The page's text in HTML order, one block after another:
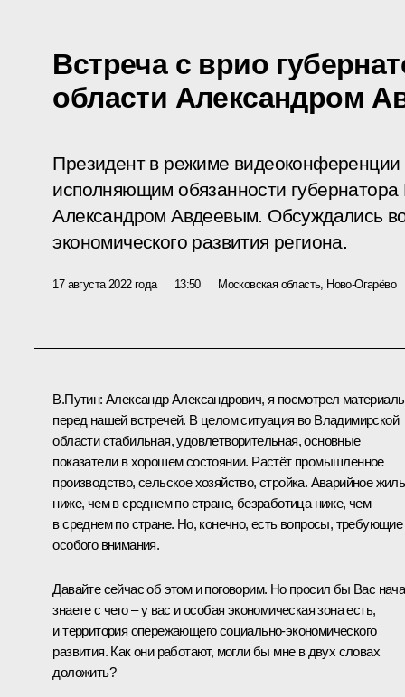
Встреча с врио
области Александром
Президент в режиме видеоконференции
исполняющим обязанности
Александром Авдеевым. Обсуждались
экономического развития региона.
17 августа 2022 года 13:50 Московская область, Ново-Огарёво
В.Путин: Александр Александрович, я посмотрел
перед нашей встречей. В целом ситуация во Владимирской
области стабильная, удовлетворительная, основные
показатели в хорошем состоянии. Растёт промышленное
производство, сельское хозяйство, стройка. Аварийное
ниже, чем в среднем по стране, безработица ниже, чем
в среднем по стране. Но, конечно, есть вопросы, требующие
особого внимания.
Давайте сейчас об этом и поговорим. Но просил бы Вас
знаете с чего – у вас и особая экономическая зона есть,
и территория опережающего социально-экономического
развития. Как они работают, могли бы мне в двух словах
доложить?